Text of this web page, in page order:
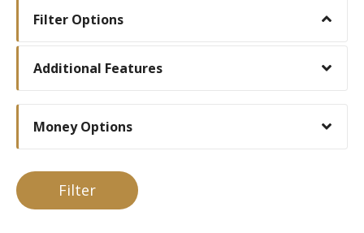
v
e
a
c
Filter Options
Additional Features
Money Options
Filter